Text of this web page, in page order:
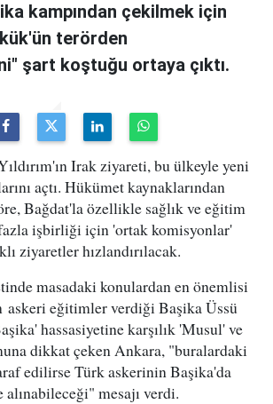
kampından çekilmek için
terörden
şart koştuğu ortaya çıktı.
Irak ziyareti, bu ülkeyle yeni
açtı. Hükümet kaynaklarından
Bağdat'la özellikle sağlık ve eğitim
işbirliği için 'ortak komisyonlar'
ziyaretler hızlandırılacak.
masadaki konulardan en önemlisi
askeri eğitimler verdiği Başika Üssü
hassasiyetine karşılık 'Musul' ve
dikkat çeken Ankara, "buralardaki
edilirse Türk askerinin Başika'da
alınabileceği" mesajı verdi.